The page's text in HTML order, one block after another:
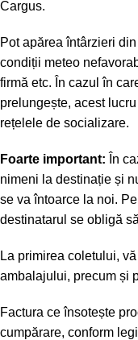
Cargus.
Pot apărea întârzieri
condiții meteo
firmă etc. În cazul în
prelungește, acest
rețelele de socializare.
Foarte important: În
nimeni la destinație și
se va întoarce la noi.
destinatarul se obligă
La primirea coletului,
ambalajului, precum și
Factura ce însotește
cumpărare, conform